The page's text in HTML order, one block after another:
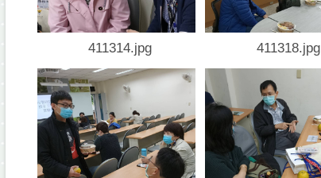
411314.jpg 411318.jpg